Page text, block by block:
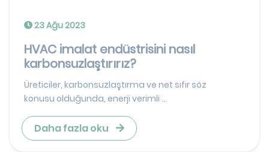
23 Ağu 2023
HVAC imalat endüstrisini nasıl
karbonsuzlaştırırız?
Üreticiler, karbonsuzlaştırma ve net sıfır söz
konusu olduğunda, enerji verimli ...
Daha fazla oku